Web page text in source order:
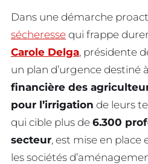
Dans une démarche
sécheresse qui frappe
Carole Delga, présidente
un plan d’urgence destiné à
financière des
pour l’irrigation de leurs
qui cible plus de 6.300
secteur, est mise en place
les sociétés